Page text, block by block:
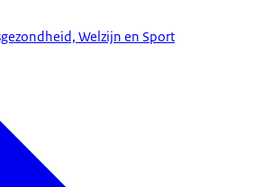
Welzijn en Sport